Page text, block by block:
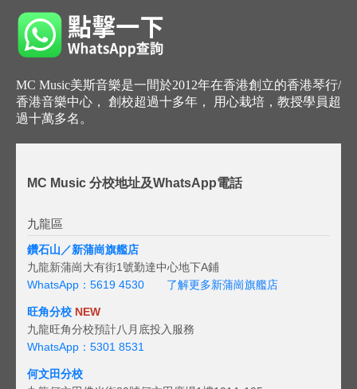
MC Music美斯音樂是一間於2012年在香港創立的香港琴行/
香港音樂中心， 創校超過十多年， 用心栽培，教授學員超
過十萬多名。
MC Music 分校地址及WhatsApp電話
九龍區
鑽石山／新蒲崗旗艦店
九龍新蒲崗大有街1號勤達中心地下A鋪
WhatsApp：5619 4530
了解更多新蒲崗旗艦店
旺角分校 NEW
九龍旺角分校預計八月底投入服務
WhatsApp：5301 8531
何文田分校